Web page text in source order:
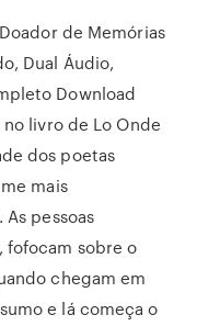
de Memórias
Dual Áudio,
Download
livro de Lo Onde
dos poetas
mais
pessoas
fofocam sobre o
chegam em
e lá começa o